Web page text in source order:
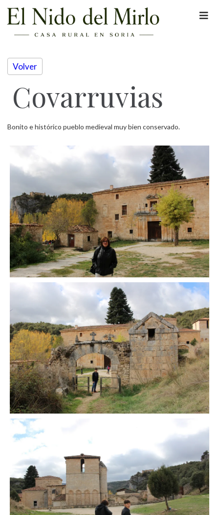
Volver
Covarruvias
Bonito e histórico pueblo medieval muy bien conservado.